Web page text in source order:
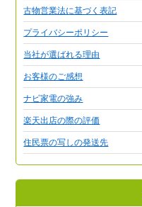
古物営業法に基づく表記
プライバシーポリシー
当社が選ばれる理由
お客様のご感想
ナビ家電の強み
楽天出店の際の評価
住民票の写しの発送先